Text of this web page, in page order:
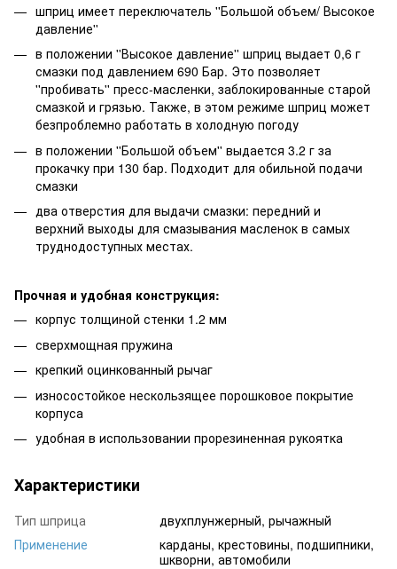
шприц имеет переключатель ''Большой объем/ Высокое
давление''
в положении ''Высокое давление'' шприц выдает 0,6 г
смазки под давлением 690 Бар. Это позволяет
''пробивать'' пресс-масленки, заблокированные старой
смазкой и грязью. Также, в этом режиме шприц может
безпроблемно работать в холодную погоду
в положении ''Большой объем'' выдается 3.2 г за
прокачку при 130 бар. Подходит для обильной подачи
смазки
два отверстия для выдачи смазки: передний и
верхний выходы для смазывания масленок в самых
труднодоступных местах.
Прочная и удобная конструкция:
корпус толщиной стенки 1.2 мм
сверхмощная пружина
крепкий оцинкованный рычаг
износостойкое нескользящее порошковое покрытие
корпуса
удобная в использовании прорезиненная рукоятка
Характеристики
Тип шприца
двухплунжерный, рычажный
Применение
карданы, крестовины, подшипники,
шкворни, автомобили